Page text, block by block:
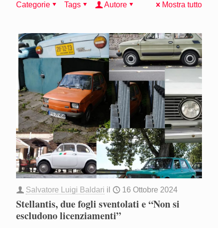
Categorie Tags Autore Mostra tutto
Salvatore Luigi Baldari il 16 Ottobre 2024
Stellantis, due fogli sventolati e “Non si
escludono licenziamenti”